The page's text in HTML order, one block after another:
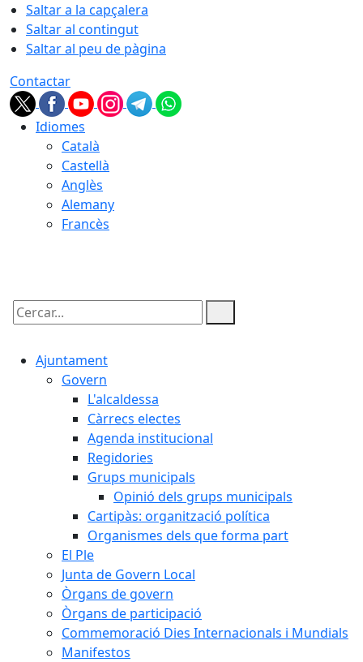
Saltar a la capçalera
Saltar al contingut
Saltar al peu de pàgina
Contactar
Idiomes
Català
Castellà
Anglès
Alemany
Francès
Cercar:
Ajuntament
Govern
L'alcaldessa
Càrrecs electes
Agenda institucional
Regidories
Grups municipals
Opinió dels grups municipals
Cartipàs: organització política
Organismes dels que forma part
El Ple
Junta de Govern Local
Òrgans de govern
Òrgans de participació
Commemoració Dies Internacionals i Mundials
Manifestos